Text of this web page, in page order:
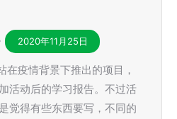
2020年11月25日
在疫情背景下推出的项目，
活动后的学习报告。不过活
觉得有些东西要写，不同的